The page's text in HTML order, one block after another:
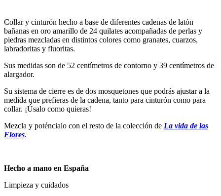
Collar y cinturón hecho a base de diferentes cadenas de latón
bañanas en oro amarillo de 24 quilates acompañadas de perlas y
piedras mezcladas en distintos colores como granates, cuarzos,
labradoritas y fluoritas.
Sus medidas son de 52 centímetros de contorno y 39 centímetros de
alargador.
Su sistema de cierre es de dos mosquetones que podrás ajustar a la
medida que prefieras de la cadena, tanto para cinturón como para
collar. ¡Úsalo como quieras!
Mezcla y poténcialo con el resto de la colección de La vida de las
Flores.
Hecho a mano en España
Limpieza y cuidados